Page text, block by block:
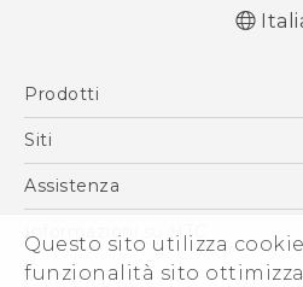
Questo sito utilizza
funzionalità sito
Italiano - Guida sulla
English -
English - Safety and
Prodotti
Smartphone
Vive
Accessori
Siti
HTC VIVE
Assistenza
Ecommerce Assistenza
Informazioni su HTC
ESG